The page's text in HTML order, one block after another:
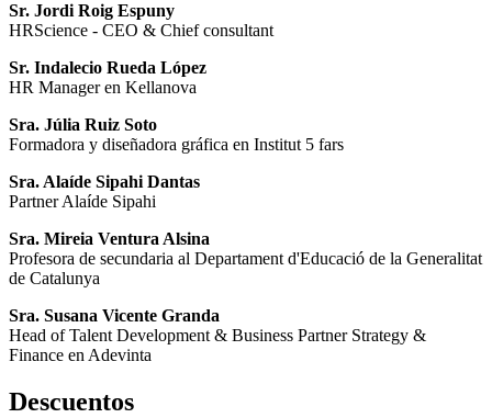
Sr. Jordi Roig Espuny
HRScience - CEO & Chief consultant
Sr. Indalecio Rueda López
HR Manager en Kellanova
Sra. Júlia Ruiz Soto
Formadora y diseñadora gráfica en Institut 5 fars
Sra. Alaíde Sipahi Dantas
Partner Alaíde Sipahi
Sra. Mireia Ventura Alsina
Profesora de secundaria al Departament d'Educació de la Generalitat
de Catalunya
Sra. Susana Vicente Granda
Head of Talent Development & Business Partner Strategy &
Finance en Adevinta
Descuentos